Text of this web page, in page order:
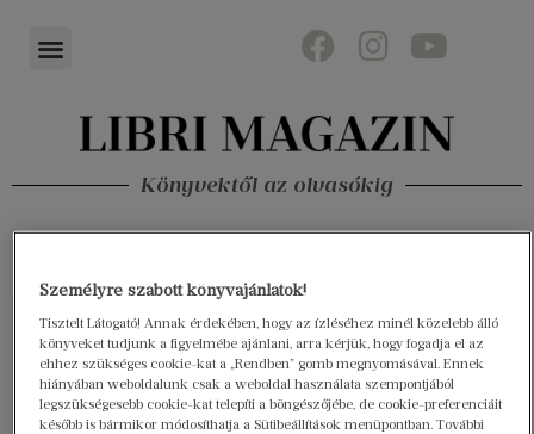
Könyvektől az olvasókig
Személyre szabott könyvajánlatok!
Tisztelt Látogató! Annak érdekében, hogy az ízléséhez minél közelebb álló
könyveket tudjunk a figyelmébe ajánlani, arra kérjük, hogy fogadja el az
ehhez szükséges cookie-kat a „Rendben” gomb megnyomásával. Ennek
hiányában weboldalunk csak a weboldal használata szempontjából
legszükségesebb cookie-kat telepíti a böngészőjébe, de cookie-preferenciáit
később is bármikor módosíthatja a Sütibeállítások menüpontban. További